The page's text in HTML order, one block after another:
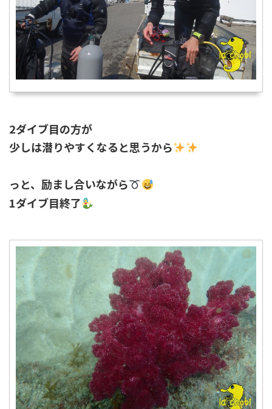
2ダイブ目の方が
少しは潜りやすくなると思うから
っと、励まし合いながら
1ダイブ目終了